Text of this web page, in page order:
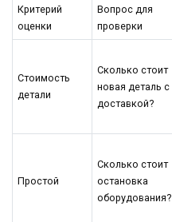
Критерий
оценки
Вопрос для
проверки
Стоимость
детали
Сколько стоит
новая деталь с
доставкой?
Простой
Сколько стоит
остановка
оборудования?